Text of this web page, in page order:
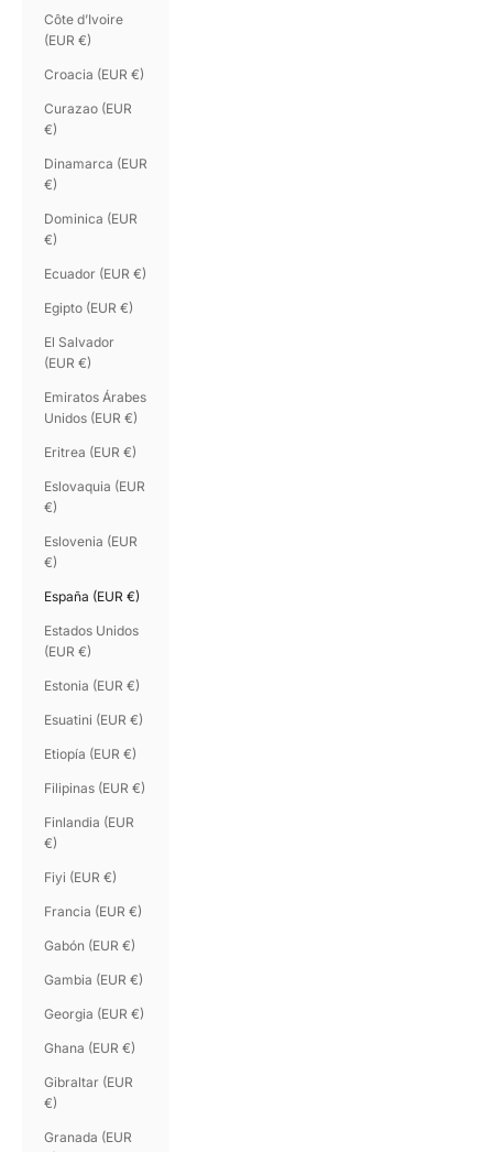
Côte d’Ivoire
(EUR €)
Croacia (EUR €)
Curazao (EUR
€)
Dinamarca (EUR
€)
Dominica (EUR
€)
Ecuador (EUR €)
Egipto (EUR €)
El Salvador
(EUR €)
Emiratos Árabes
Unidos (EUR €)
Eritrea (EUR €)
Eslovaquia (EUR
€)
Eslovenia (EUR
€)
España (EUR €)
Estados Unidos
(EUR €)
Estonia (EUR €)
Esuatini (EUR €)
Etiopía (EUR €)
Filipinas (EUR €)
Finlandia (EUR
€)
Fiyi (EUR €)
Francia (EUR €)
Gabón (EUR €)
Gambia (EUR €)
Georgia (EUR €)
Ghana (EUR €)
Gibraltar (EUR
€)
Granada (EUR